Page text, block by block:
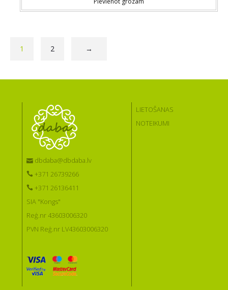
1 2 →
dbdaba@dbdaba.lv
+371 26739266
+371 26136411
SIA "Kongs"
Reģ.nr 43603006320
PVN Reģ.nr LV43603006320
LIETOŠANAS
NOTEIKUMI